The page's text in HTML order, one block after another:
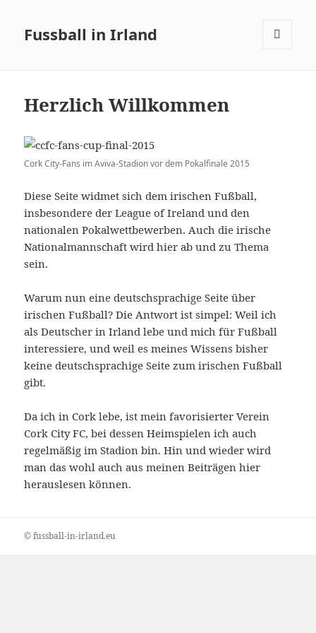
Fussball in Irland
Herzlich Willkommen
Cork City-Fans im Aviva-Stadion vor dem Pokalfinale 2015
Diese Seite widmet sich dem irischen Fußball,
insbesondere der League of Ireland und den
nationalen Pokalwettbewerben. Auch die irische
Nationalmannschaft wird hier ab und zu Thema
sein.
Warum nun eine deutschsprachige Seite über
irischen Fußball? Die Antwort ist simpel: Weil ich
als Deutscher in Irland lebe und mich für Fußball
interessiere, und weil es meines Wissens bisher
keine deutschsprachige Seite zum irischen Fußball
gibt.
Da ich in Cork lebe, ist mein favorisierter Verein
Cork City FC, bei dessen Heimspielen ich auch
regelmäßig im Stadion bin. Hin und wieder wird
man das wohl auch aus meinen Beiträgen hier
herauslesen können.
© fussball-in-irland.eu